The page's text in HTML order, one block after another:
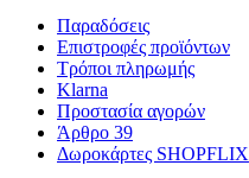
Παραδόσεις
Επιστροφές προϊόντων
Τρόποι πληρωμής
Klarna
Προστασία αγορών
Άρθρο 39
Δωροκάρτες SHOPFLIX